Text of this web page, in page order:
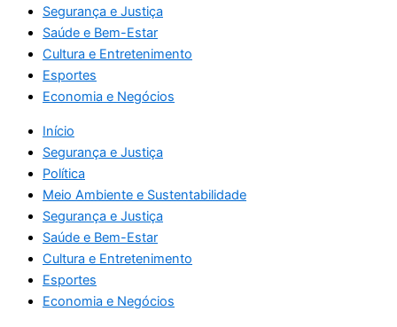
Segurança e Justiça
Saúde e Bem-Estar
Cultura e Entretenimento
Esportes
Economia e Negócios
Início
Segurança e Justiça
Política
Meio Ambiente e Sustentabilidade
Segurança e Justiça
Saúde e Bem-Estar
Cultura e Entretenimento
Esportes
Economia e Negócios